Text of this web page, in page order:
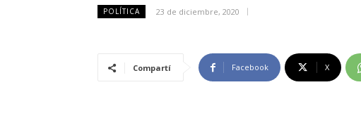
POLÍTICA 23 de diciembre, 2020
Compartí Facebook X